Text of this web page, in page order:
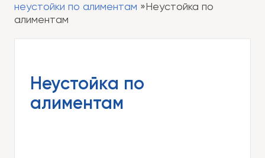
неустойки по алиментам
Неустойка по
алиментам
Неустойка по
алиментам